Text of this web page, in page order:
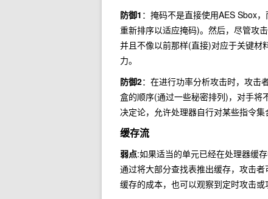
防御1 ：掩码不是直接使用AES Sbox
重新排序以适应掩码)。然后，尽管攻
并且不像以前那样(直接)对应于关键材
力。
防御2：在进行功率分析攻击时，攻击
盒的顺序(通过一些秘密排列)，对手将
决定论，允许处理器自行对某些指令集
缓存流
弱点:如果适当的单元已经在处理器缓
通过将大部分查找表推出缓存，攻击
缓存的成本，也可以观察到定时攻击或